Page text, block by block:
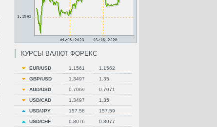
КУРСЫ ВАЛЮТ ФОРЕКС
EUR/USD 1.1561
1.1562
GBP/USD
1.3497
1.35
AUD/USD
0.7069
0.7071
USD/CAD
1.3497
1.35
USD/JPY
157.58
157.59
USD/CHF
0.8076
0.8077